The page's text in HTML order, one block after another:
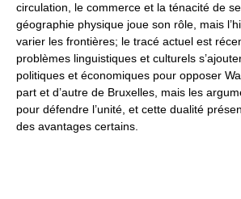
circulation, le commerce et la ténacité de
géographie physique joue son rôle, mais
varier les frontières; le tracé actuel est
problèmes linguistiques et culturels
politiques et économiques pour opposer
part et d’autre de Bruxelles, mais les
pour défendre l’unité, et cette dualité
des avantages certains.